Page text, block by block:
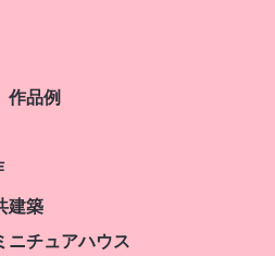
品例
建築
ニチュアハウス